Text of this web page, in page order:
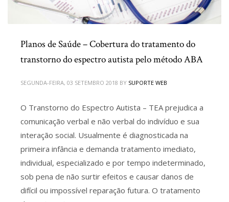
Planos de Saúde – Cobertura do tratamento do
transtorno do espectro autista pelo método ABA
SEGUNDA-FEIRA, 03 SETEMBRO 2018 BY SUPORTE WEB
O Transtorno do Espectro Autista – TEA prejudica a
comunicação verbal e não verbal do indivíduo e sua
interação social. Usualmente é diagnosticada na
primeira infância e demanda tratamento imediato,
individual, especializado e por tempo indeterminado,
sob pena de não surtir efeitos e causar danos de
difícil ou impossível reparação futura. O tratamento